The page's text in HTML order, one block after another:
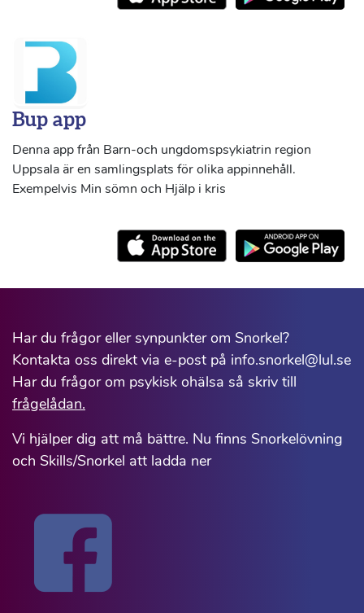
Bup app
Denna app från Barn-och ungdomspsykiatrin region
Uppsala är en samlingsplats för olika appinnehåll.
Exempelvis Min sömn och Hjälp i kris
Har du frågor eller synpunkter om Snorkel?
Kontakta oss direkt via e-post på info.snorkel@lul.se
Har du frågor om psykisk ohälsa så skriv till
frågelådan.
Vi hjälper dig att må bättre. Nu finns Snorkelövning
och Skills/Snorkel att ladda ner